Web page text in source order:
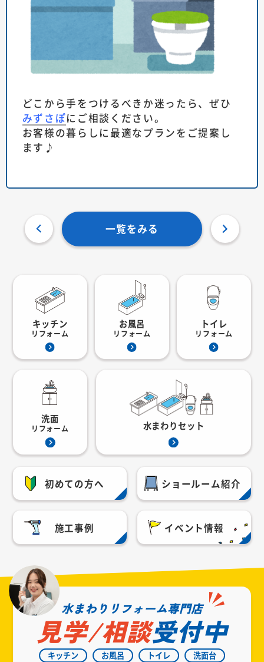
どこから手をつけるべきか迷ったら、ぜひ
みずさぽにご相談ください。
お客様の暮らしに最適なプランをご提案し
ます♪
一覧をみる
キッチン
リフォーム
お風呂
リフォーム
トイレ
リフォーム
洗面
リフォーム 水まわりセット
初めての方へ ショールーム紹介
施工事例 イベント情報
水まわりリフォーム専門店
見学/相談受付中
キッチン お風呂 トイレ 洗面台